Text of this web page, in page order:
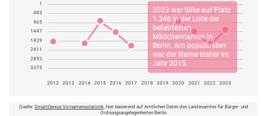
2023 war Silkeauf Platz
1.346 in der Liste der
beliebtesten
Mädchennamen in
Berlin. Am populärsten
war der Name bisher im
Jahr 2015.
1
483
965
1447
1929
2411
2893
3375
2012 2013 2014 2015 2016 2017 2018 2019 2020 2021 2022 2023
Quelle: SmartGenius-Vornamensstatistik, hier basierend auf Amtlichen Daten des Landesamtes für Bürger- und
Ordnungsangelegenheiten Berlin.